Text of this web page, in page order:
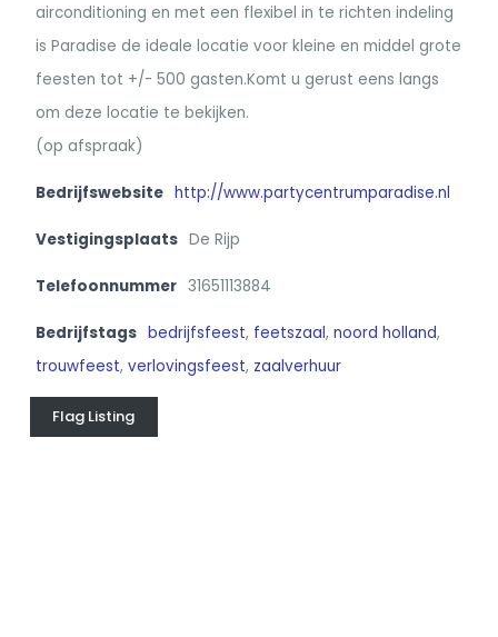
airconditioning en met een flexibel in te richten indeling
is Paradise de ideale locatie voor kleine en middel grote
feesten tot +/- 500 gasten.Komt u gerust eens langs
om deze locatie te bekijken.
(op afspraak)
Bedrijfswebsite http://www.partycentrumparadise.nl
Vestigingsplaats De Rijp
Telefoonnummer 31651113884
Bedrijfstags bedrijfsfeest, feetszaal, noord holland,
trouwfeest, verlovingsfeest, zaalverhuur
Flag Listing